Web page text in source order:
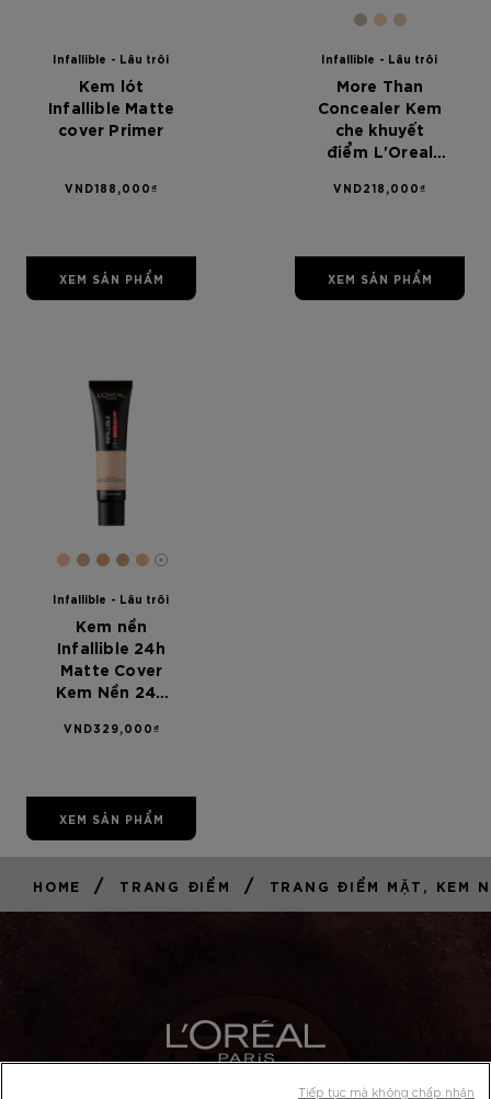
Infallible - Lâu trôi
Kem lót
Infallible Matte
cover Primer
VND188,000₫
XEM SẢN PHẨM
[Color]:
[Color]:
[Color]:
Infallible - Lâu trôi
More Than
Concealer Kem
che khuyết
điểm L'Oreal
More Than
VND218,000₫
XEM SẢN PHẨM
[Color]: #f7c2a3
[Color]: #cfa98c
[Color]: #d0a37a
[Color]: #cda077
[Color]: #ECB77F
More shades are available
Infallible - Lâu trôi
Kem nền
Infallible 24h
Matte Cover
Kem Nền 24H
trôi L'Oreal
Cover 101
VND329,000₫
XEM SẢN PHẨM
HOME / TRANG ĐIỂM / TRANG ĐIỂM MẶT, KEM
Tiếp tục mà không chấp nhận